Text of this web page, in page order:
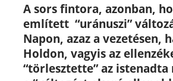
A sors fintora, azonban,
említett “uránuszi”
Napon, azaz a vezetésen,
Holdon, vagyis az
“törlesztette” az